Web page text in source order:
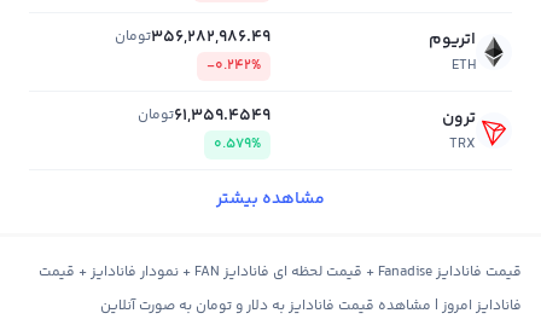
اتریوم
ETH
356,282,986.49تومان
-0.242%
ترون
TRX
61,359.4549تومان
0.579%
مشاهده بیشتر
قیمت فانادایز Fanadise + قیمت لحظه ای فانادایز FAN + نمودار فانادایز + قیمت
فانادایز امروز | مشاهده قیمت فانادایز به دلار و تومان به صورت آنلاین